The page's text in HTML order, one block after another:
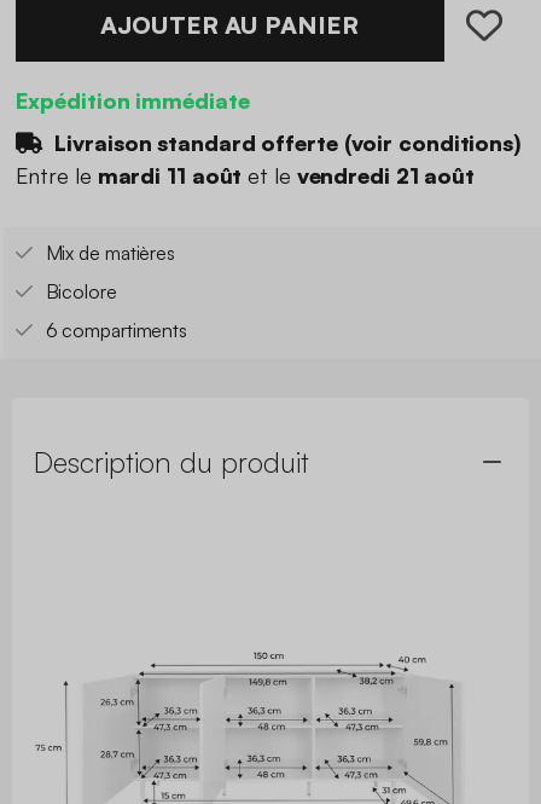
AJOUTER AU PANIER
Expédition immédiate
Livraison standard offerte (voir conditions)
Entre le mardi 11 août et le vendredi 21 août
Mix de matières
Bicolore
6 compartiments
Description du produit